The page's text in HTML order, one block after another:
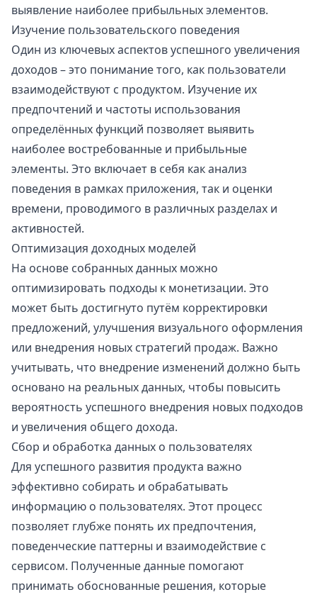
выявление наиболее прибыльных элементов.
Изучение пользовательского поведения
Один из ключевых аспектов успешного увеличения
доходов – это понимание того, как пользователи
взаимодействуют с продуктом. Изучение их
предпочтений и частоты использования
определённых функций позволяет выявить
наиболее востребованные и прибыльные
элементы. Это включает в себя как анализ
поведения в рамках приложения, так и оценки
времени, проводимого в различных разделах и
активностей.
Оптимизация доходных моделей
На основе собранных данных можно
оптимизировать подходы к монетизации. Это
может быть достигнуто путём корректировки
предложений, улучшения визуального оформления
или внедрения новых стратегий продаж. Важно
учитывать, что внедрение изменений должно быть
основано на реальных данных, чтобы повысить
вероятность успешного внедрения новых подходов
и увеличения общего дохода.
Сбор и обработка данных о пользователях
Для успешного развития продукта важно
эффективно собирать и обрабатывать
информацию о пользователях. Этот процесс
позволяет глубже понять их предпочтения,
поведенческие паттерны и взаимодействие с
сервисом. Полученные данные помогают
принимать обоснованные решения, которые